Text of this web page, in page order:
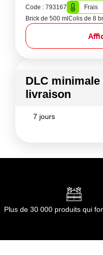
Code : 793167
Frais
Brick de 500 ml Colis de 8
DLC
livraison
7 jours
Plus de 30 000 produits qui